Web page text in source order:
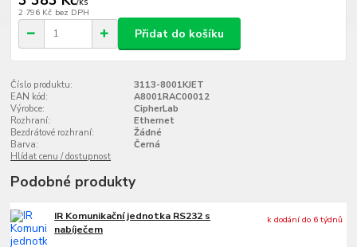
2 796 Kč bez DPH
Přidat do košíku
Číslo produktu:
3113-8001KJET
EAN kód:
A8001RAC00012
Výrobce:
CipherLab
Rozhraní:
Ethernet
Bezdrátové rozhraní:
Žádné
Barva:
Černá
Hlídat cenu / dostupnost
Podobné produkty
IR Komunikační jednotka RS232 s
nabíječem
k dodání do 6 týdnů